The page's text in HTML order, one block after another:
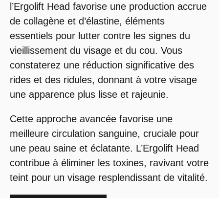
l’Ergolift Head favorise une production accrue
de collagène et d’élastine, éléments
essentiels pour lutter contre les signes du
vieillissement du visage et du cou. Vous
constaterez une réduction significative des
rides et des ridules, donnant à votre visage
une apparence plus lisse et rajeunie.
Cette approche avancée favorise une
meilleure circulation sanguine, cruciale pour
une peau saine et éclatante. L’Ergolift Head
contribue à éliminer les toxines, ravivant votre
teint pour un visage resplendissant de vitalité.